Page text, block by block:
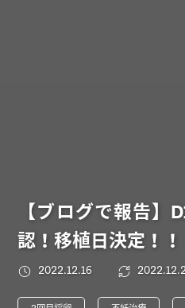
【ブログで報告】
認！移植日決定！！
2022.12.16